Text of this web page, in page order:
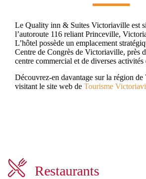
Le Quality inn & Suites Victoriaville est
l’autoroute 116 reliant Princeville,
L’hôtel possède un emplacement
Centre de Congrès de Victoriaville, près
centre commercial et de diverses activités
Découvrez-en davantage sur la région
visitant le site web de Tourisme
Restaurants